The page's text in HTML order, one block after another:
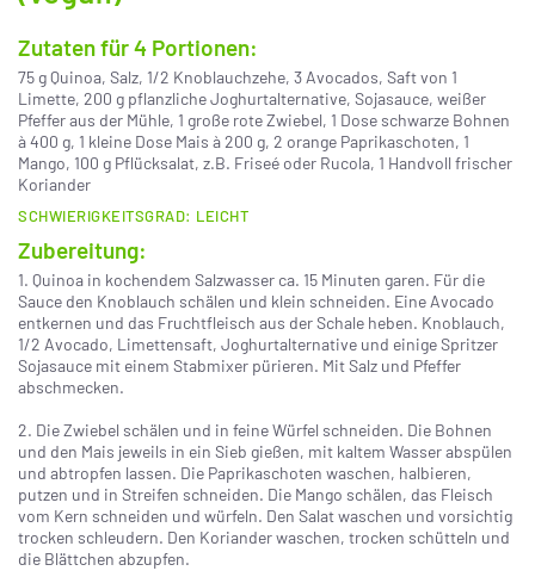
Zutaten für 4 Portionen:
75 g Quinoa, Salz, ­1/2 Knoblauchzehe, 3 Avocados, Saft von 1
Limette, 200 g pflanzliche Joghurtalternative, Sojasauce, weißer
Pfeffer aus der Mühle, 1 große rote Zwiebel, 1 Dose schwarze Bohnen
à 400 g, ­1 kleine Dose Mais à 200 g, 2 orange Paprikaschoten, 1
Mango, 100 g Pflücksalat, ­z.B. Friseé oder Rucola, ­1 Handvoll frischer
Koriander
SCHWIERIGKEITSGRAD: LEICHT
Zubereitung:
1. Quinoa in kochendem Salzwasser ca. 15 Minuten garen. Für die
Sauce den Knoblauch schälen und klein schneiden. Eine Avocado
entkernen und das Fruchtfleisch aus der Schale heben. Knoblauch,
1/2 Avocado, Limettensaft, Joghurtalternative und einige Spritzer
Sojasauce mit einem Stabmixer pürieren. Mit Salz und Pfeffer
abschmecken.
2. Die Zwiebel schälen und in feine Würfel schneiden. Die Bohnen
und den Mais jeweils in ein Sieb gießen, mit kaltem Wasser abspülen
und abtropfen lassen. Die Paprikaschoten waschen, halbieren,
putzen und in Streifen schneiden. Die Mango schälen, das Fleisch
vom Kern schneiden und würfeln. Den Salat waschen und vorsichtig
trocken schleudern. Den Koriander waschen, trocken schütteln und
die Blättchen abzupfen.